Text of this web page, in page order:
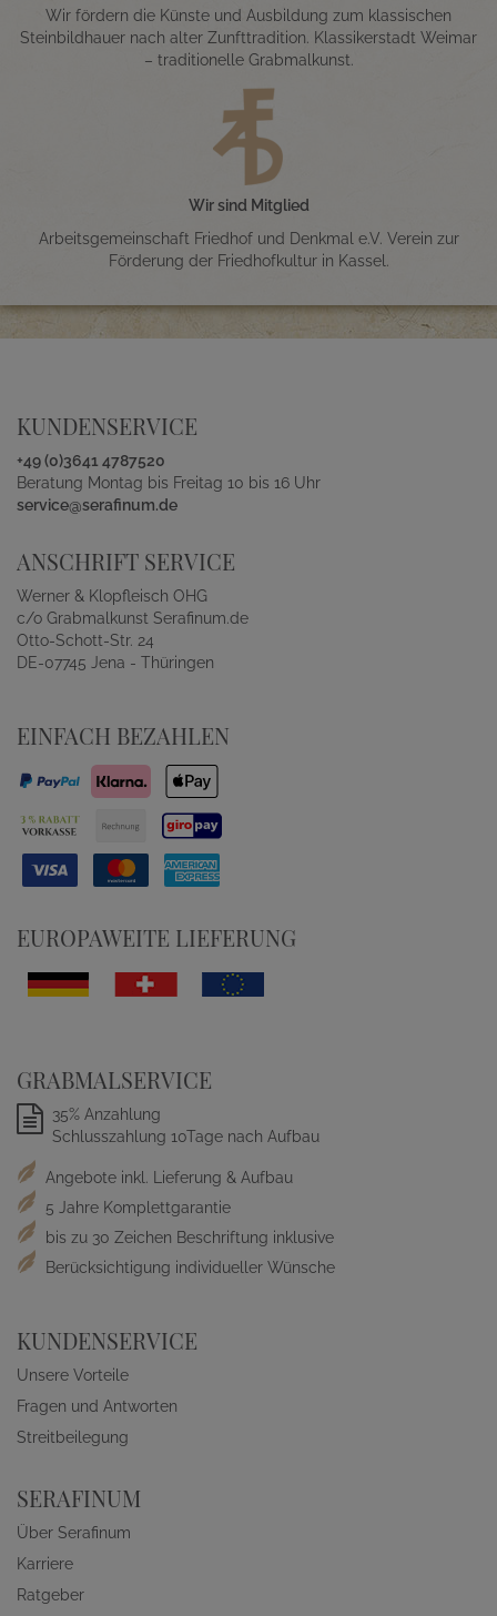
Wir fördern die Künste und Ausbildung zum klassischen
Steinbildhauer nach alter Zunfttradition. Klassikerstadt Weimar
– traditionelle Grabmalkunst.
Wir sind Mitglied
Arbeitsgemeinschaft Friedhof und Denkmal e.V. Verein zur
Förderung der Friedhofkultur in Kassel.
KUNDENSERVICE
+49 (0)3641 4787520
Beratung Montag bis Freitag 10 bis 16 Uhr
service@serafinum.de
ANSCHRIFT SERVICE
Werner & Klopfleisch OHG
c/o Grabmalkunst Serafinum.de
Otto-Schott-Str. 24
DE-07745 Jena - Thüringen
EINFACH BEZAHLEN
EUROPAWEITE LIEFERUNG
GRABMALSERVICE
35% Anzahlung
Schlusszahlung 10Tage nach Aufbau
Angebote inkl. Lieferung & Aufbau
5 Jahre Komplettgarantie
bis zu 30 Zeichen Beschriftung inklusive
Berücksichtigung individueller Wünsche
KUNDENSERVICE
Unsere Vorteile
Fragen und Antworten
Streitbeilegung
SERAFINUM
Über Serafinum
Karriere
Ratgeber